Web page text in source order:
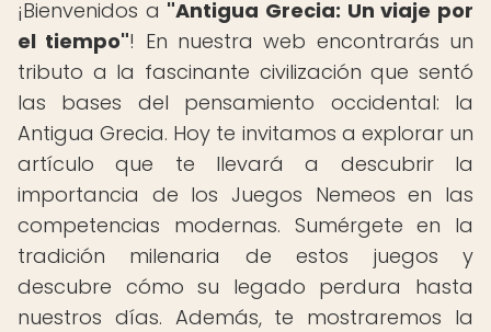
¡Bienvenidos a "Antigua Grecia: Un viaje por
el tiempo"! En nuestra web encontrarás un
tributo a la fascinante civilización que sentó
las bases del pensamiento occidental: la
Antigua Grecia. Hoy te invitamos a explorar un
artículo que te llevará a descubrir la
importancia de los Juegos Nemeos en las
competencias modernas. Sumérgete en la
tradición milenaria de estos juegos y
descubre cómo su legado perdura hasta
nuestros días. Además, te mostraremos la